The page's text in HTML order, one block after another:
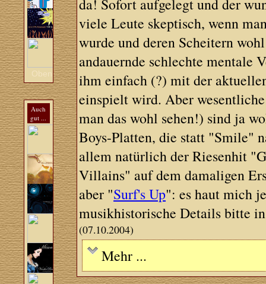
Oben
Auch
gut ...
da! Sofort aufgelegt und der
viele Leute skeptisch, wenn
wurde und deren Scheitern
andauernde schlechte mentale
ihm einfach (?) mit der
einspielt wird. Aber wesentliche
man das wohl sehen!) sind ja
Boys-Platten, die statt "Smile"
allem natürlich der Riesenhit
Villains" auf dem damaligen
aber "Surf's Up": es haut mich
musikhistorische Details bitte
(07.10.2004)
Mehr ...